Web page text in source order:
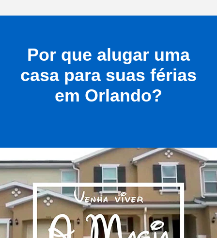
Por que alugar uma
casa para suas férias
em Orlando?